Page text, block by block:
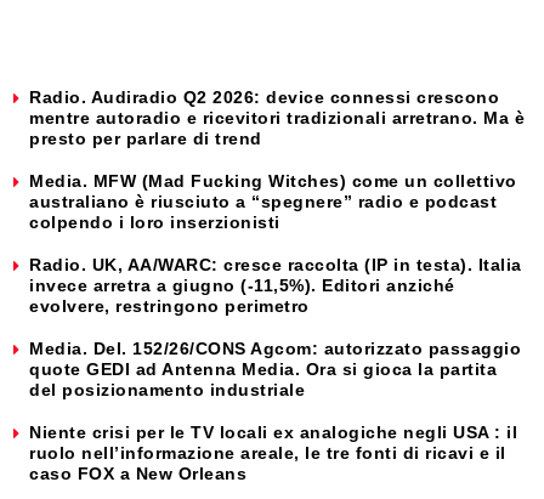
Radio. Audiradio Q2 2026: device connessi crescono
mentre autoradio e ricevitori tradizionali arretrano. Ma è
presto per parlare di trend
Media. MFW (Mad Fucking Witches) come un collettivo
australiano è riusciuto a “spegnere” radio e podcast
colpendo i loro inserzionisti
Radio. UK, AA/WARC: cresce raccolta (IP in testa). Italia
invece arretra a giugno (-11,5%). Editori anziché
evolvere, restringono perimetro
Media. Del. 152/26/CONS Agcom: autorizzato passaggio
quote GEDI ad Antenna Media. Ora si gioca la partita
del posizionamento industriale
Niente crisi per le TV locali ex analogiche negli USA : il
ruolo nell’informazione areale, le tre fonti di ricavi e il
caso FOX a New Orleans